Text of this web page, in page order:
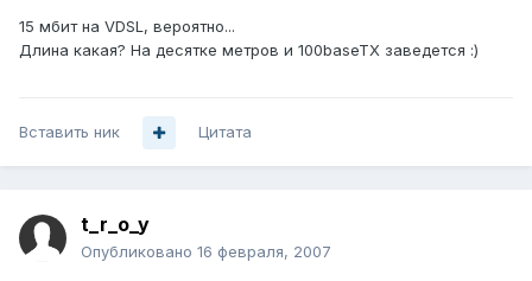
15 мбит на VDSL, вероятно...
Длина какая? На десятке метров и 100baseTX заведется :)
Вставить ник Цитата
t_r_o_y
Опубликовано 16 февраля, 2007